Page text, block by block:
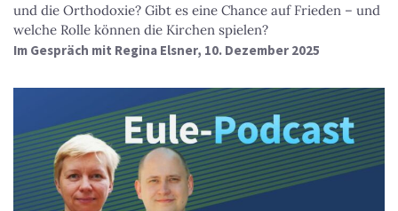
und die Orthodoxie? Gibt es eine Chance auf Frieden – und
welche Rolle können die Kirchen spielen?
Im Gespräch mit Regina Elsner, 10. Dezember 2025